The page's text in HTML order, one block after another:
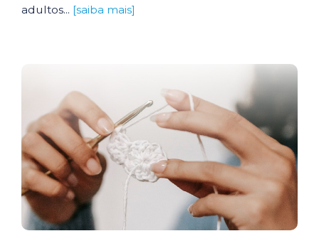
adultos... [saiba mais]